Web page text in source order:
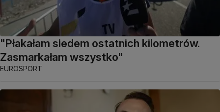
"Płakałam siedem ostatnich kilometrów.
Zasmarkałam wszystko"
EUROSPORT